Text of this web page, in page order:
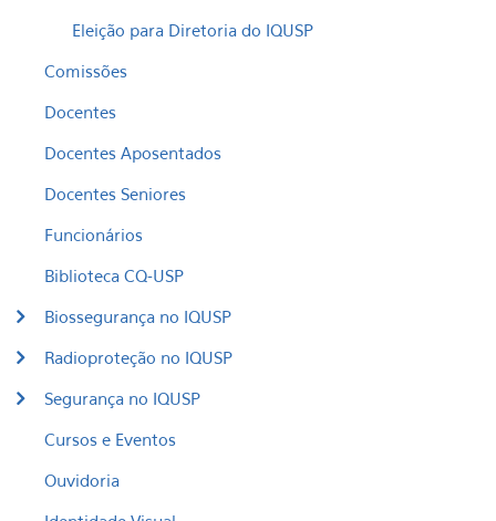
Eleição para Diretoria do IQUSP
Comissões
Docentes
Docentes Aposentados
Docentes Seniores
Funcionários
Biblioteca CQ-USP
Biossegurança no IQUSP
Radioproteção no IQUSP
Segurança no IQUSP
Cursos e Eventos
Ouvidoria